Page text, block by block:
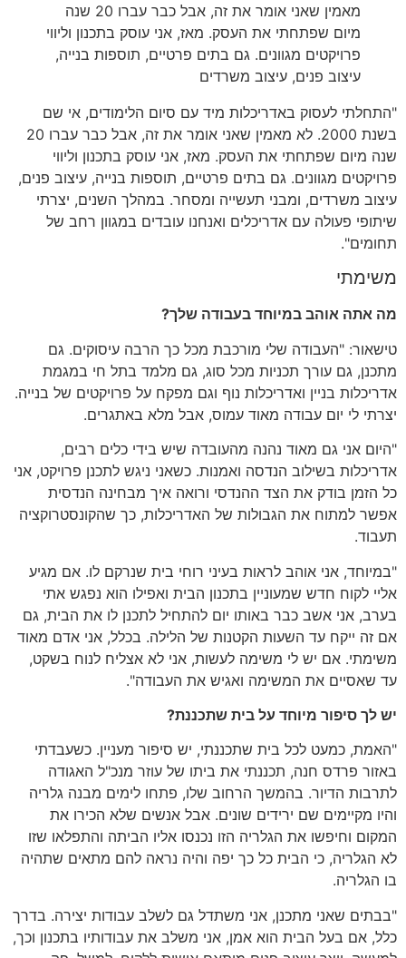
מאמין שאני אומר את זה, אבל כבר עברו 20 שנה
מיום שפתחתי את העסק. מאז, אני עוסק בתכנון וליווי
פרויקטים מגוונים. גם בתים פרטיים, תוספות בנייה,
עיצוב פנים, עיצוב משרדים
"התחלתי לעסוק באדריכלות מיד עם סיום הלימודים, אי שם
בשנת 2000. לא מאמין שאני אומר את זה, אבל כבר עברו 20
שנה מיום שפתחתי את העסק. מאז, אני עוסק בתכנון וליווי
פרויקטים מגוונים. גם בתים פרטיים, תוספות בנייה, עיצוב פנים,
עיצוב משרדים, ומבני תעשייה ומסחר. במהלך השנים, יצרתי
שיתופי פעולה עם אדריכלים ואנחנו עובדים במגוון רחב של
תחומים".
משימתי
מה אתה אוהב במיוחד בעבודה שלך?
טישאור: "העבודה שלי מורכבת מכל כך הרבה עיסוקים. גם
מתכנן, גם עורך תכניות מכל סוג, גם מלמד בתל חי במגמת
אדריכלות בניין ואדריכלות נוף וגם מפקח על פרויקטים של בנייה.
יצרתי לי יום עבודה מאוד עמוס, אבל מלא באתגרים.
"היום אני גם מאוד נהנה מהעובדה שיש בידי כלים רבים,
אדריכלות בשילוב הנדסה ואמנות. כשאני ניגש לתכנן פרויקט, אני
כל הזמן בודק את הצד ההנדסי ורואה איך מבחינה הנדסית
אפשר למתוח את הגבולות של האדריכלות, כך שהקונסטרוקציה
תעבוד.
"במיוחד, אני אוהב לראות בעיני רוחי בית שנרקם לו. אם מגיע
אליי לקוח חדש שמעוניין בתכנון הבית ואפילו הוא נפגש אתי
בערב, אני אשב כבר באותו יום להתחיל לתכנן לו את הבית, גם
אם זה ייקח עד השעות הקטנות של הלילה. בכלל, אני אדם מאוד
משימתי. אם יש לי משימה לעשות, אני לא אצליח לנוח בשקט,
עד שאסיים את המשימה ואגיש את העבודה".
יש לך סיפור מיוחד על בית שתכננת?
"האמת, כמעט לכל בית שתכננתי, יש סיפור מעניין. כשעבדתי
באזור פרדס חנה, תכננתי את ביתו של עוזר מנכ"ל האגודה
לתרבות הדיור. בהמשך הרחוב שלו, פתחו לימים מבנה גלריה
והיו מקיימים שם ירידים שונים. אבל אנשים שלא הכירו את
המקום וחיפשו את הגלריה הזו נכנסו אליו הביתה והתפלאו שזו
לא הגלריה, כי הבית כל כך יפה והיה נראה להם מתאים שתהיה
בו הגלריה.
"בבתים שאני מתכנן, אני משתדל גם לשלב עבודות יצירה. בדרך
כלל, אם בעל הבית הוא אמן, אני משלב את עבודותיו בתכנון וכך,